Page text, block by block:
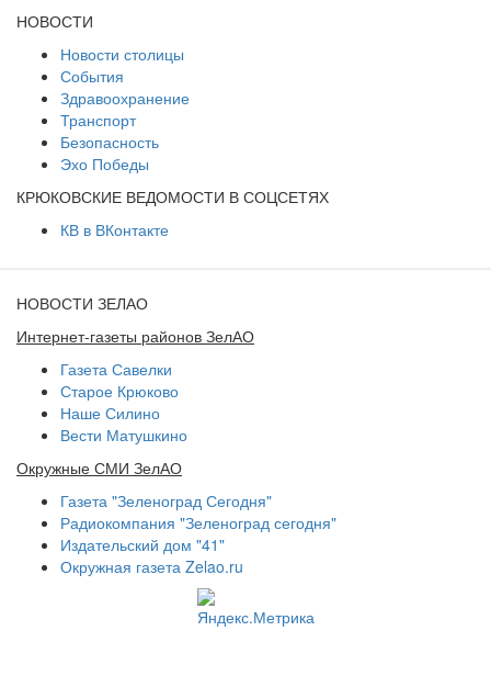
НОВОСТИ
Новости столицы
События
Здравоохранение
Транспорт
Безопасность
Эхо Победы
КРЮКОВСКИЕ ВЕДОМОСТИ В СОЦСЕТЯХ
КВ в ВКонтакте
НОВОСТИ ЗЕЛАО
Интернет-газеты районов ЗелАО
Газета Савелки
Старое Крюково
Наше Силино
Вести Матушкино
Окружные СМИ ЗелАО
Газета "Зеленоград Сегодня"
Радиокомпания "Зеленоград сегодня"
Издательский дом "41"
Окружная газета Zelao.ru